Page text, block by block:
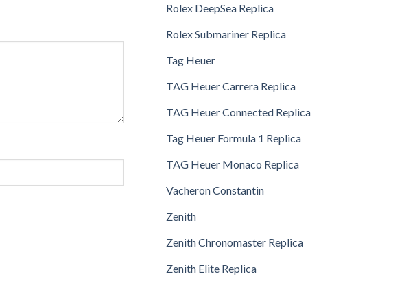
Rolex DeepSea Replica
Rolex Submariner Replica
Tag Heuer
TAG Heuer Carrera Replica
TAG Heuer Connected Replica
Tag Heuer Formula 1 Replica
TAG Heuer Monaco Replica
Vacheron Constantin
Zenith
Zenith Chronomaster Replica
Zenith Elite Replica